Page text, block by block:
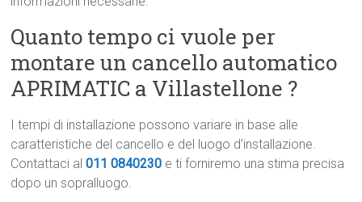
Quanto tempo ci vuole per
montare un cancello automatico
APRIMATIC a Villastellone ?
I tempi di installazione possono variare in base alle
caratteristiche del cancello e del luogo d’installazione.
Contattaci al011 0840230 e ti forniremo una stima precisa
dopo un sopralluogo.